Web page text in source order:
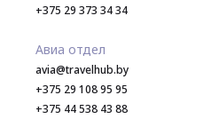
+375 29 373 34 34
Авиа отдел
avia@travelhub.by
+375 29 108 95 95
+375 44 538 43 88